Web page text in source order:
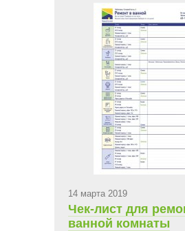
14 марта 2019
Чек-лист для
ванной комнаты